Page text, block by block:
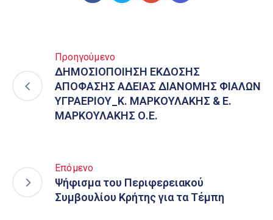
Προηγούμενο
ΔΗΜΟΣΙΟΠΟΙΗΣΗ ΕΚΔΟΣΗΣ
ΑΠΟΦΑΣΗΣ ΑΔΕΙΑΣ ΔΙΑΝΟΜΗΣ ΦΙΑΛΩΝ
ΥΓΡΑΕΡΙΟΥ_Κ. ΜΑΡΚΟΥΛΑΚΗΣ & Ε.
ΜΑΡΚΟΥΛΑΚΗΣ Ο.Ε.
Επόμενο
Ψήφισμα του Περιφερειακού
Συμβουλίου Κρήτης για τα Τέμπη